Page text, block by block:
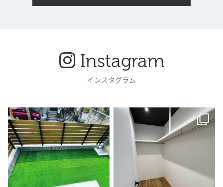
Instagram
インスタグラム